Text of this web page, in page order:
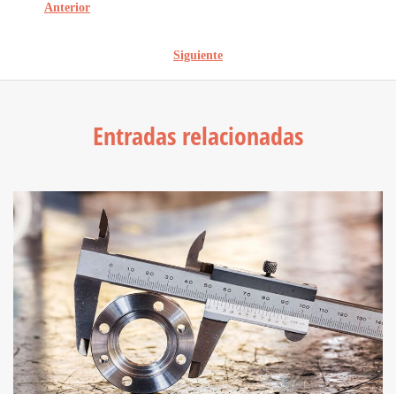
Anterior
Siguiente
Entradas relacionadas